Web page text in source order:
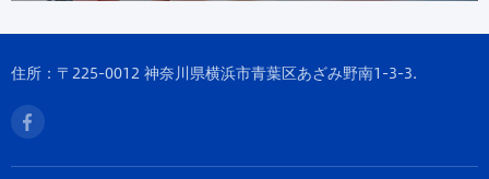
住所：〒225-0012 神奈川県横浜市青葉区あざみ野南1-3-3.